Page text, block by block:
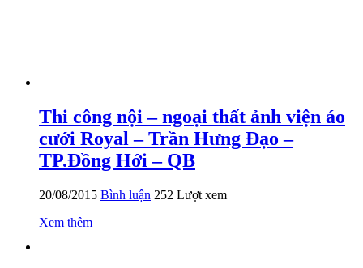
Thi công nội – ngoại thất ảnh viện áo
cưới Royal – Trần Hưng Đạo –
TP.Đồng Hới – QB
20/08/2015 Bình luận 252 Lượt xem
Xem thêm